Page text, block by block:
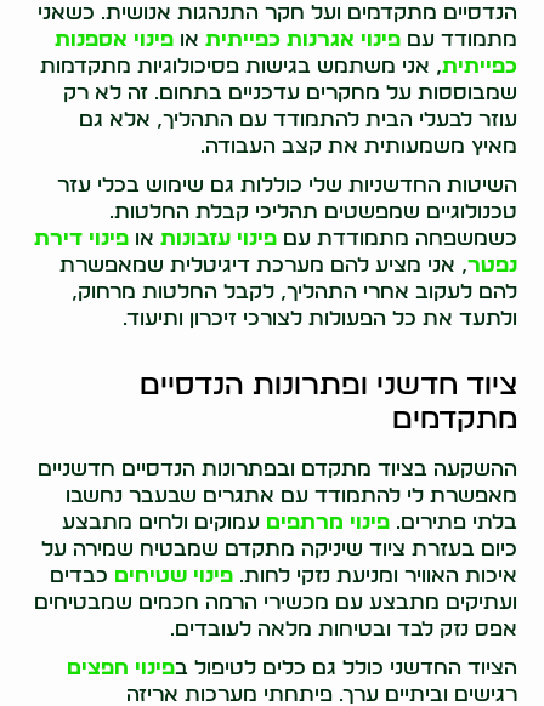
הנדסיים מתקדמים ועל חקר התנהגות אנושית. כשאני
מתמודד עםפינוי אגרנות כפייתית אופינוי אספנות
כפייתית, אני משתמש בגישות פסיכולוגיות מתקדמות
שמבוססות על מחקרים עדכניים בתחום. זה לא רק
עוזר לבעלי הבית להתמודד עם התהליך, אלא גם
מאיץ משמעותית את קצב העבודה.
השיטות החדשניות שלי כוללות גם שימוש בכלי עזר
טכנולוגיים שמפשטים תהליכי קבלת החלטות.
כשמשפחה מתמודדת עםפינוי עזבונות אופינוי דירת
נפטר, אני מציע להם מערכת דיגיטלית שמאפשרת
להם לעקוב אחרי התהליך, לקבל החלטות מרחוק,
ולתעד את כל הפעולות לצורכי זיכרון ותיעוד.
ציוד חדשני ופתרונות הנדסיים
מתקדמים
ההשקעה בציוד מתקדם ובפתרונות הנדסיים חדשניים
מאפשרת לי להתמודד עם אתגרים שבעבר נחשבו
בלתי פתירים.פינוי מרתפים עמוקים ולחים מתבצע
כיום בעזרת ציוד שיניקה מתקדם שמבטיח שמירה על
איכות האוויר ומניעת נזקי לחות.פינוי שטיחים כבדים
ועתיקים מתבצע עם מכשירי הרמה חכמים שמבטיחים
אפס נזק לבד ובטיחות מלאה לעובדים.
הציוד החדשני כולל גם כלים לטיפול בפינוי חפצים
רגישים וביתיים ערך. פיתחתי מערכות אריזה